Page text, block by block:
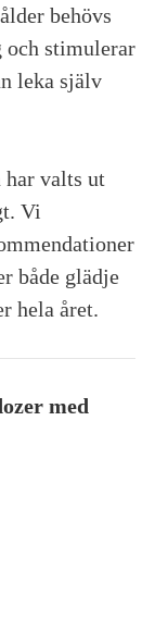
behövs
och stimulerar
leka själv
valts ut
Vi
både glädje
hela året.
med